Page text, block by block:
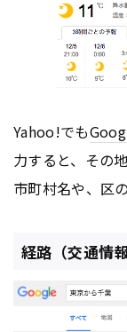
Yahoo!でも
力すると、その
市町村名や、区
経路（交通情報